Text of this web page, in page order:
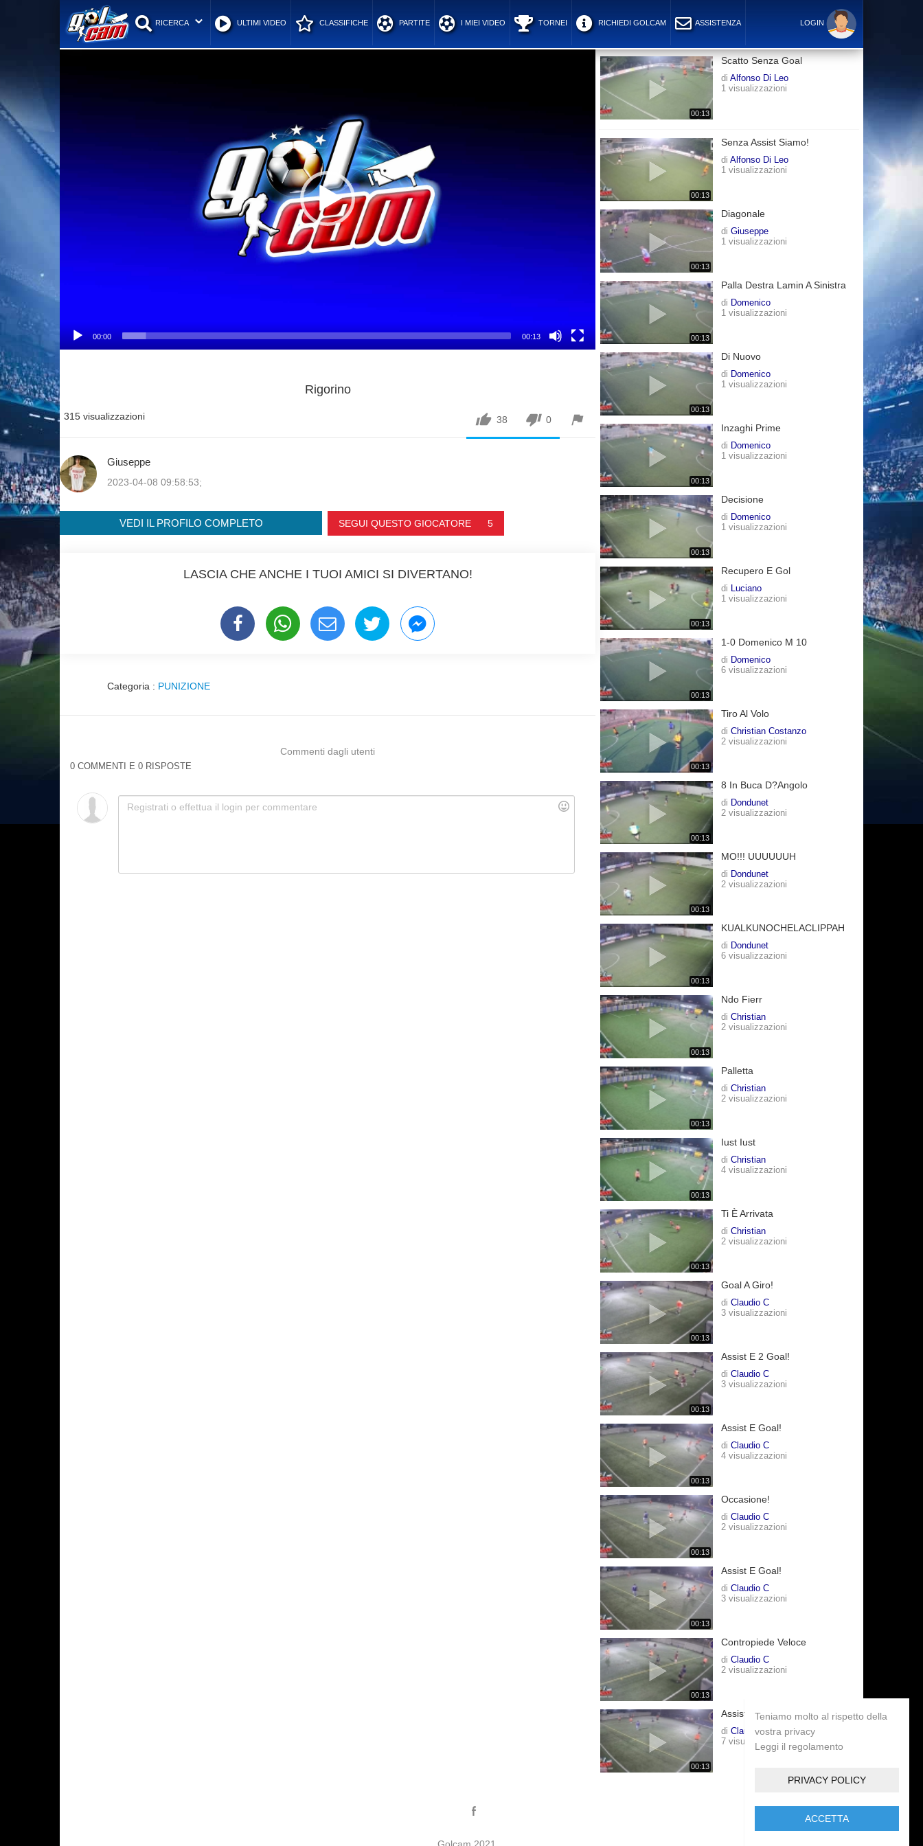
RICERCA ULTIMI VIDEO CLASSIFICHE PARTITE I MIEI VIDEO TORNEI RICHIEDI GOLCAM ASSISTENZA LOGIN
00:00 00:13
00:13
Scatto Senza Goal
di Alfonso Di Leo
1 visualizzazioni
00:13
Senza Assist Siamo!
di Alfonso Di Leo
1 visualizzazioni
00:13
Diagonale
di Giuseppe
1 visualizzazioni
00:13
Palla Destra Lamin A Sinistra
di Domenico
1 visualizzazioni
00:13
Di Nuovo
di Domenico
1 visualizzazioni
00:13
Inzaghi Prime
di Domenico
1 visualizzazioni
00:13
Decisione
di Domenico
1 visualizzazioni
00:13
Recupero E Gol
di Luciano
1 visualizzazioni
00:13
1-0 Domenico M 10
di Domenico
6 visualizzazioni
00:13
Tiro Al Volo
di Christian Costanzo
2 visualizzazioni
00:13
8 In Buca D?angolo
di Dondunet
2 visualizzazioni
00:13
MO!!! UUUUUUH
di Dondunet
2 visualizzazioni
00:13
KUALKUNOCHELACLIPPAH
di Dondunet
6 visualizzazioni
00:13
Ndo Fierr
di Christian
2 visualizzazioni
00:13
Palletta
di Christian
2 visualizzazioni
00:13
Iust Iust
di Christian
4 visualizzazioni
00:13
Ti È Arrivata
di Christian
2 visualizzazioni
00:13
Goal A Giro!
di Claudio C
3 visualizzazioni
00:13
Assist E 2 Goal!
di Claudio C
3 visualizzazioni
00:13
Assist E Goal!
di Claudio C
4 visualizzazioni
00:13
Occasione!
di Claudio C
2 visualizzazioni
00:13
Assist E Goal!
di Claudio C
3 visualizzazioni
00:13
Contropiede Veloce
di Claudio C
2 visualizzazioni
00:13
Assist In Volo
di Claudio C
7 visualizzazioni
Rigorino
315 visualizzazioni  38  0 
Giuseppe
2023-04-08 09:58:53;
VEDI IL PROFILO COMPLETO SEGUI QUESTO GIOCATORE 5
LASCIA CHE ANCHE I TUOI AMICI SI DIVERTANO!
Categoria : PUNIZIONE
Commenti dagli utenti
0 COMMENTI E 0 RISPOSTE
Teniamo molto al rispetto della
vostra privacy
Leggi il regolamento
PRIVACY POLICY
ACCETTA